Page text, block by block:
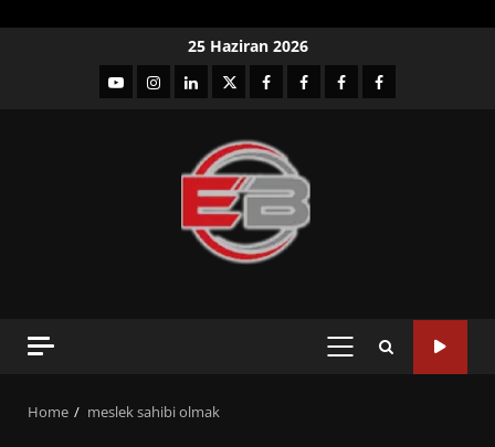
25 Haziran 2026
YouTubeInstagram
LinkedIntwitterfacebook-Facebook-
Facebook-Facebook-
PRIMARY
Home meslek sahibi olmak